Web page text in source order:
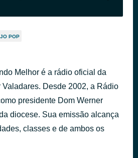
POP
Melhor é a rádio oficial da
Desde 2002, a Rádio
presidente Dom Werner
diocese. Sua emissão alcança
classes e de ambos os